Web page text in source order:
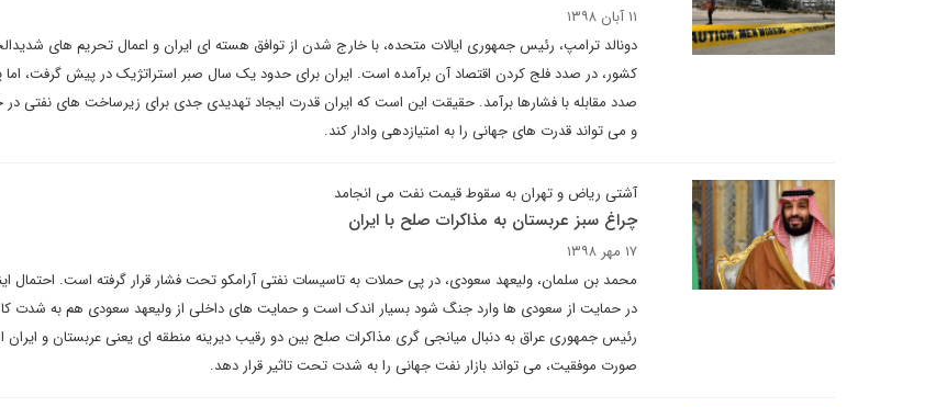
۱۱ آبان ۱۳۹۸
دونالد ترامپ، رئیس جمهوری ایالات متحده، با خارج شدن از توافق هسته ای ایران و اعمال تحریم های
کشور، در صدد فلج کردن اقتصاد آن برآمده است. ایران برای حدود یک سال صبر استراتژیک در پیش گرفت،
صدد مقابله با فشارها برآمد. حقیقت این است که ایران قدرت ایجاد تهدیدی جدی برای زیرساخت های نفتی در
و می تواند قدرت های جهانی را به امتیازدهی وادار کند.
آشتی ریاض و تهران به سقوط قیمت نفت می انجامد
چراغ سبز عربستان به مذاکرات صلح با ایران
۱۷ مهر ۱۳۹۸
محمد بن سلمان، ولیعهد سعودی، در پی حملات به تاسیسات نفتی آرامکو تحت فشار قرار گرفته است. احتمال
در حمایت از سعودی ها وارد جنگ شود بسیار اندک است و حمایت های داخلی از ولیعهد سعودی هم به شدت
رئیس جمهوری عراق به دنبال میانجی گری مذاکرات صلح بین دو رقیب دیرینه منطقه ای یعنی عربستان و
صورت موفقیت، می تواند بازار نفت جهانی را به شدت تحت تاثیر قرار دهد.